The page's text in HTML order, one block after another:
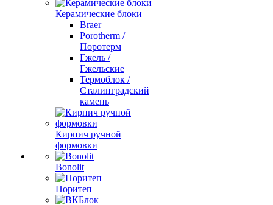
Керамические блоки
Braer
Porotherm /
Поротерм
Гжель /
Гжельские
Термоблок /
Сталинградский
камень
Кирпич ручной
формовки
Bonolit
Поритеп